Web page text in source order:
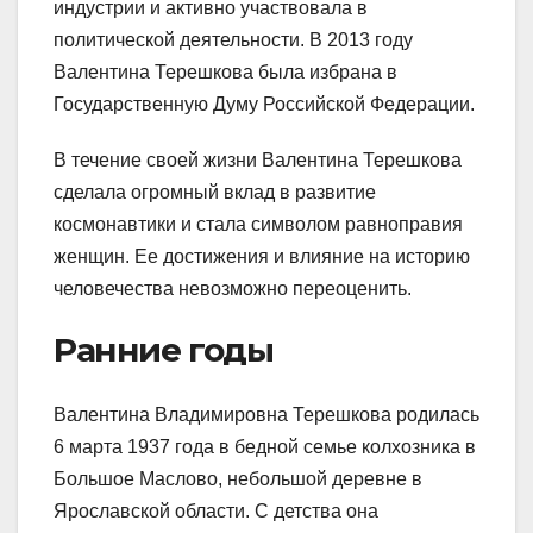
индустрии и активно участвовала в
политической деятельности. В 2013 году
Валентина Терешкова была избрана в
Государственную Думу Российской Федерации.
В течение своей жизни Валентина Терешкова
сделала огромный вклад в развитие
космонавтики и стала символом равноправия
женщин. Ее достижения и влияние на историю
человечества невозможно переоценить.
Ранние годы
Валентина Владимировна Терешкова родилась
6 марта 1937 года в бедной семье колхозника в
Большое Маслово, небольшой деревне в
Ярославской области. С детства она